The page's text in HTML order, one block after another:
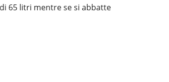
65 litri mentre se si abbatte